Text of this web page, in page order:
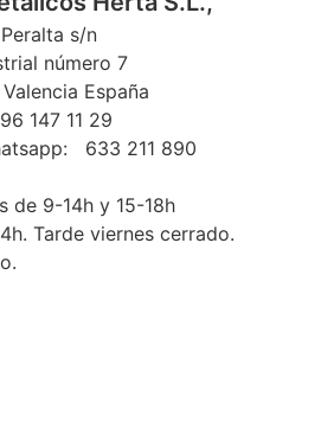
s/n
número 7
España
147 11 29
633 211 890
de 9-14h y 15-18h
Tarde viernes cerrado.